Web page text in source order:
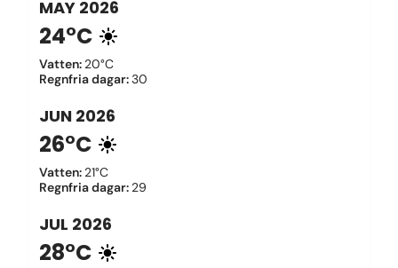
MAY 2026
24°C
Vatten: 20°C
Regnfria dagar:30
JUN 2026
26°C
Vatten: 21°C
Regnfria dagar: 29
JUL 2026
28°C